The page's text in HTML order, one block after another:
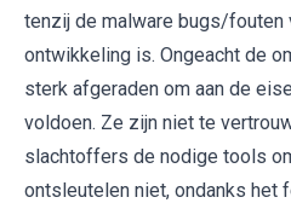
tenzij de malware bugs/
ontwikkeling is. Ongeacht de
sterk afgeraden om aan de
voldoen. Ze zijn niet te
slachtoffers de nodige tools
ontsleutelen niet, ondanks het